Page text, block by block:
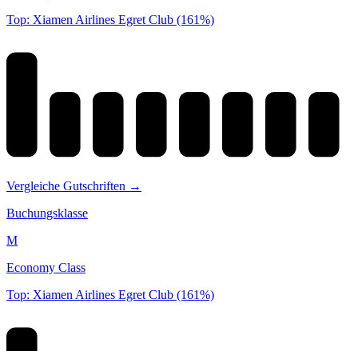
Top: Xiamen Airlines Egret Club (161%)
Vergleiche Gutschriften →
Buchungsklasse
M
Economy Class
Top: Xiamen Airlines Egret Club (161%)